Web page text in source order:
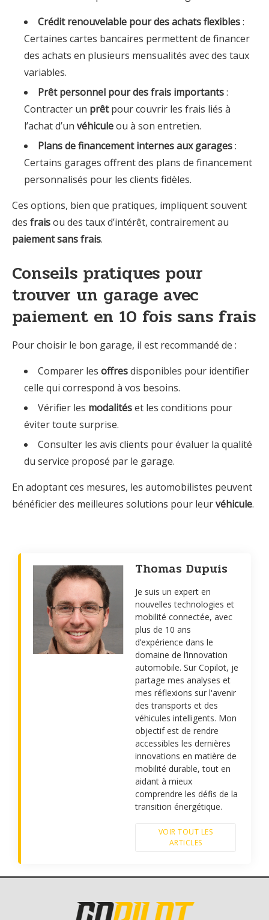
Crédit renouvelable pour des achats flexibles:
Certaines cartes bancaires permettent de financer
des achats en plusieurs mensualités avec des taux
variables.
Prêt personnel pour des frais importants:
Contracter un prêtpour couvrir les frais liés à
l’achat d’un véhiculeou à son entretien.
Plans de financement internes aux garages:
Certains garages offrent des plans de financement
personnalisés pour les clients fidèles.
Ces options, bien que pratiques, impliquent souvent
des fraisou des taux d’intérêt, contrairement au
paiement sans frais.
Conseils pratiques pour
trouver un garage avec
paiement en 10 fois sans frais
Pour choisir le bon garage, il est recommandé de :
Comparer les offresdisponibles pour identifier
celle qui correspond à vos besoins.
Vérifier les modalitéset les conditions pour
éviter toute surprise.
Consulter les avis clients pour évaluer la qualité
du service proposé par le garage.
En adoptant ces mesures, les automobilistes peuvent
bénéficier des meilleures solutions pour leurvéhicule.
Thomas Dupuis
Je suis un expert en
nouvelles technologies et
mobilité connectée, avec
plus de 10 ans
d’expérience dans le
domaine de l’innovation
automobile. Sur Copilot, je
partage mes analyses et
mes réflexions sur l'avenir
des transports et des
véhicules intelligents. Mon
objectif est de rendre
accessibles les dernières
innovations en matière de
mobilité durable, tout en
aidant à mieux
comprendre les défis de la
transition énergétique.
VOIR TOUT LES
ARTICLES